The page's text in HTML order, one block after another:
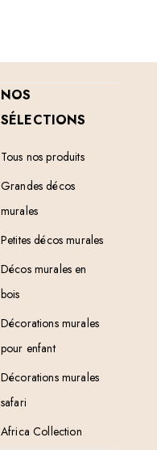
NOS
SÉLECTIONS
Tous nos produits
Grandes décos
murales
Petites décos murales
Décos murales en
bois
Décorations murales
pour enfant
Décorations murales
safari
Africa Collection